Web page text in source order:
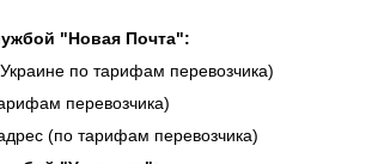
"Новая Почта":
по тарифам перевозчика)
перевозчика)
(по тарифам перевозчика)